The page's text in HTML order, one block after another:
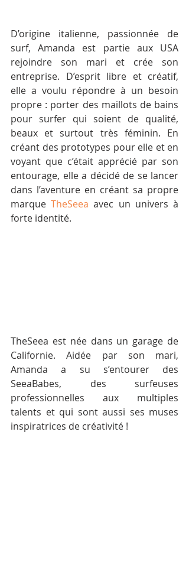
D’origine italienne, passionnée de
surf, Amanda est partie aux USA
rejoindre son mari et crée son
entreprise. D’esprit libre et créatif,
elle a voulu répondre à un besoin
propre : porter des maillots de bains
pour surfer qui soient de qualité,
beaux et surtout très féminin. En
créant des prototypes pour elle et en
voyant que c’était apprécié par son
entourage, elle a décidé de se lancer
dans l’aventure en créant sa propre
marque TheSeea avec un univers à
forte identité.
TheSeea est née dans un garage de
Californie. Aidée par son mari,
Amanda a su s’entourer des
SeeaBabes, des surfeuses
professionnelles aux multiples
talents et qui sont aussi ses muses
inspiratrices de créativité !